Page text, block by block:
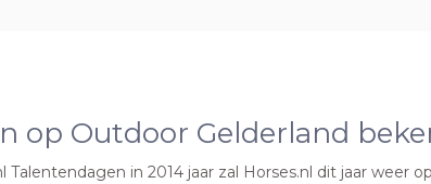
op Outdoor Gelderland
in 2014 jaar zal Horses.nl dit jaar weer